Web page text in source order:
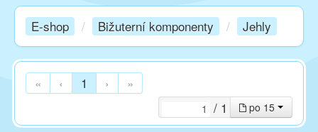
E-shop
Kurzy
E-shop / Bižuterní komponenty / Jehly
« ‹ 1 › »
po 15
/ 1